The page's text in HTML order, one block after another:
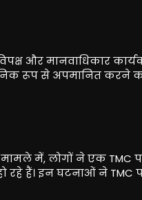
और मानवाधिकार
रूप से अपमानित करने
में, लोगों ने एक TMC
हैं। इन घटनाओं ने TMC